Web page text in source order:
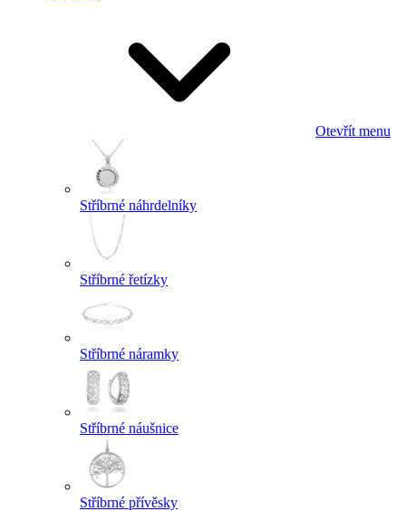
Otevřít menu
Stříbrné náhrdelníky
Stříbrné řetízky
Stříbrné náramky
Stříbrné náušnice
Stříbrné přívěsky